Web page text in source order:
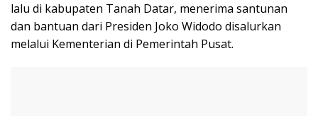
lalu di kabupaten Tanah Datar, menerima santunan
dan bantuan dari Presiden Joko Widodo disalurkan
melalui Kementerian di Pemerintah Pusat.